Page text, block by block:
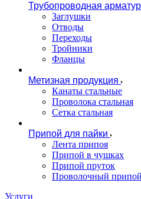
Трубопроводная
Заглушки
Отводы
Переходы
Тройники
Фланцы
Метизная продукция
Канаты стальные
Проволока стальная
Сетка стальная
Припой для пайки
Лента припоя
Припой в чушках
Припой пруток
Проволочный припой
Услуги